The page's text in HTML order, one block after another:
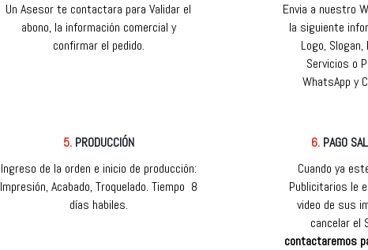
Un Asesor te contactara para Validar el
abono, la información comercial y
confirmar el pedido.
Envia a nuestro
la siguiente
Logo,
Servicios o
WhatsApp y
5.PRODUCCIÓN
Ingreso de la orden e inicio de producción:
Impresión, Acabado, Troquelado. Tiempo 8
días habiles.
6. PAGO
Cuando ya
Publicitarios le
video de sus
cancelar el
contactaremos